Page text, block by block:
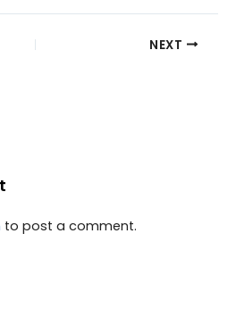
NEXT
to post a comment.